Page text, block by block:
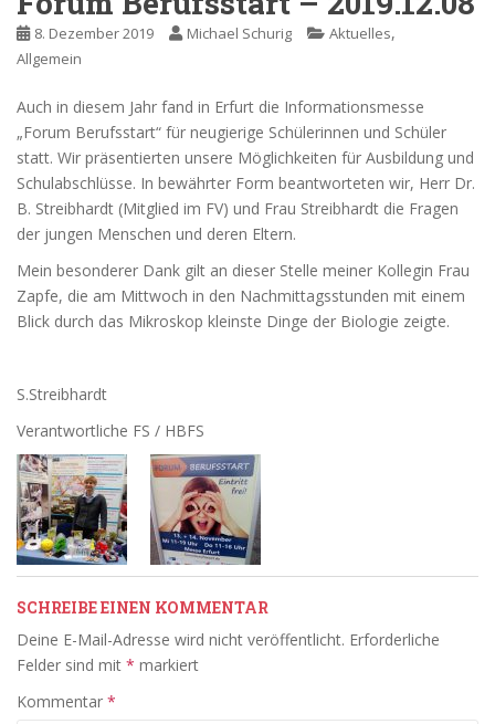
8. Dezember 2019 Michael Schurig Aktuelles,
Allgemein
Auch in diesem Jahr fand in Erfurt die Informationsmesse
„Forum Berufsstart“ für neugierige Schülerinnen und Schüler
statt. Wir präsentierten unsere Möglichkeiten für Ausbildung und
Schul­ab­schlüsse. In bewährter Form beantworteten wir, Herr Dr.
B. Streibhardt (Mitglied im FV) und Frau Streibhardt die Fragen
der jungen Menschen und deren Eltern.
Mein besonderer Dank gilt an dieser Stelle meiner Kollegin Frau
Zapfe, die am Mittwoch­­ in den Nachmittagsstunden mit einem
Blick durch das Mikroskop kleinste Dinge der Biologie zeigte.
S.Streibhardt
Verantwortliche FS / HBFS
SCHREIBE EINEN KOMMENTAR
Deine E-Mail-Adresse wird nicht veröffentlicht. Erforderliche
Felder sind mit * markiert
Kommentar *